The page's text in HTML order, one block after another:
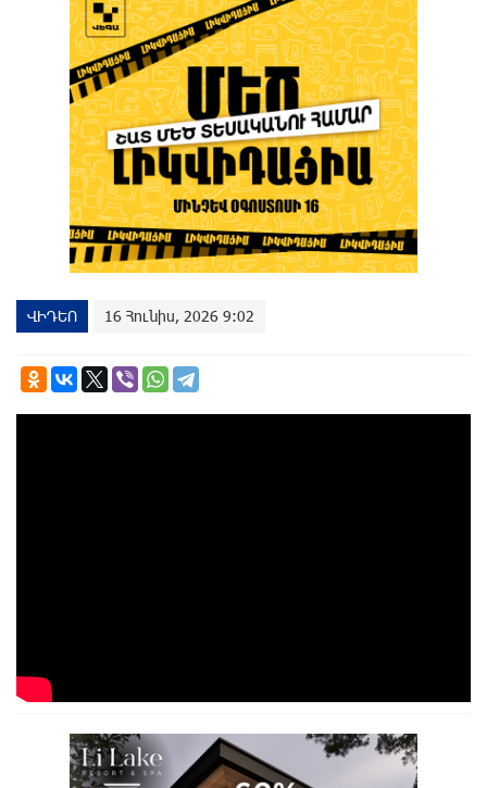
ՎԻԴԵՈ 16 Հունիս, 2026 9:02